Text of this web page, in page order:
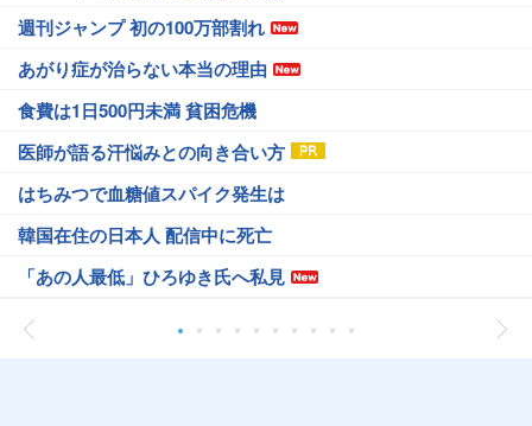
週刊ジャンプ 初の100万部割れ
あがり症が治らない本当の理由
食費は1日500円未満 貧困危機
医師が語る汗悩みとの向き合い方
はちみつで血糖値スパイク発生は
韓国在住の日本人 配信中に死亡
「あの人最低」ひろゆき氏へ私見